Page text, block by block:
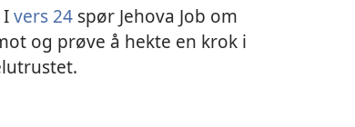
Ivers 24 spør Jehova Job om
og prøve å hekte en krok i